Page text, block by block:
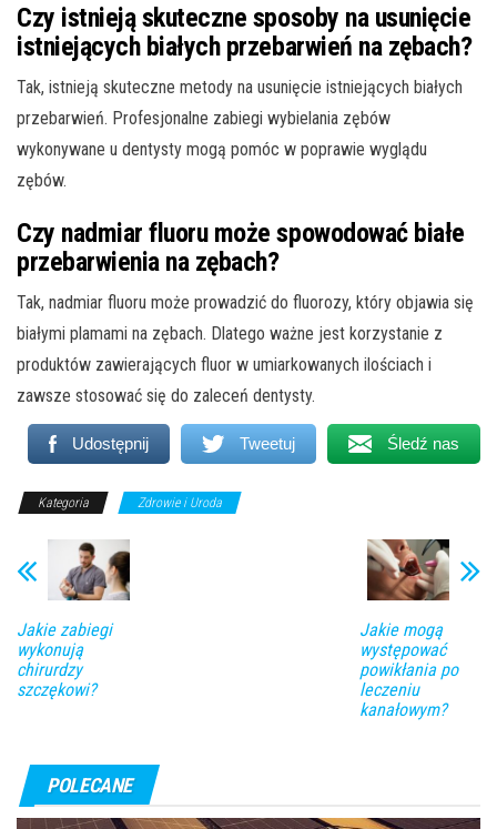
Czy istnieją skuteczne sposoby na usunięcie
istniejących białych przebarwień na zębach?
Tak, istnieją skuteczne metody na usunięcie istniejących białych
przebarwień. Profesjonalne zabiegi wybielania zębów
wykonywane u dentysty mogą pomóc w poprawie wyglądu
zębów.
Czy nadmiar fluoru może spowodować białe
przebarwienia na zębach?
Tak, nadmiar fluoru może prowadzić do fluorozy, który objawia się
białymi plamami na zębach. Dlatego ważne jest korzystanie z
produktów zawierających fluor w umiarkowanych ilościach i
zawsze stosować się do zaleceń dentysty.
Udostępnij Tweetuj Śledź nas
Kategoria Zdrowie i Uroda
Jakie zabiegi
wykonują
chirurdzy
szczękowi?
Jakie mogą
występować
powikłania po
leczeniu
kanałowym?
POLECANE